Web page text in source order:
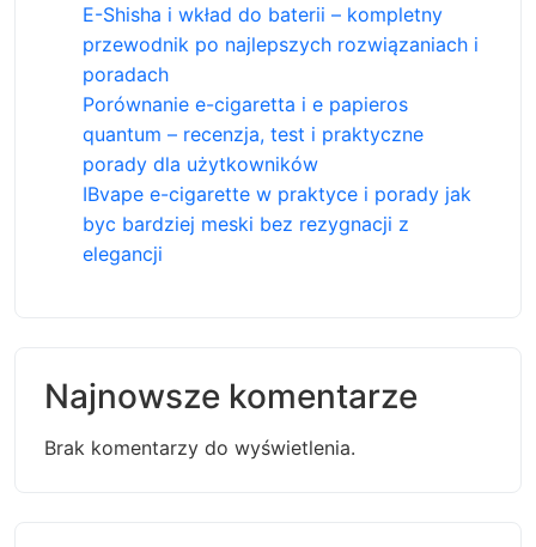
E-Shisha i wkład do baterii – kompletny
przewodnik po najlepszych rozwiązaniach i
poradach
Porównanie e-cigaretta i e papieros
quantum – recenzja, test i praktyczne
porady dla użytkowników
IBvape e-cigarette w praktyce i porady jak
byc bardziej meski bez rezygnacji z
elegancji
Najnowsze komentarze
Brak komentarzy do wyświetlenia.